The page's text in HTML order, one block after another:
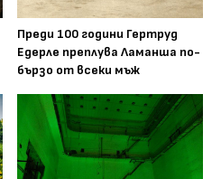
Преди 100 години Гертруд
Едерле преплува Ламанша по-
бързо от всеки мъж